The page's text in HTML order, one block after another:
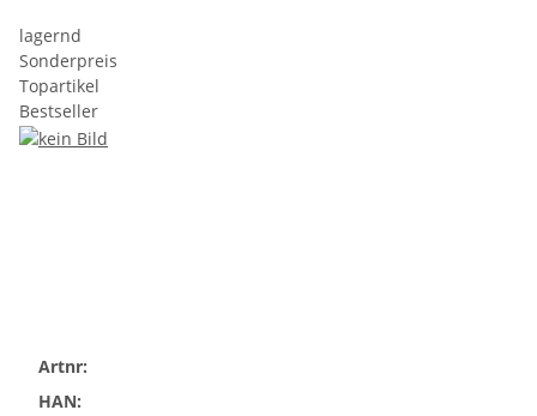
lagernd
Sonderpreis
Topartikel
Bestseller
Artnr:
HAN: